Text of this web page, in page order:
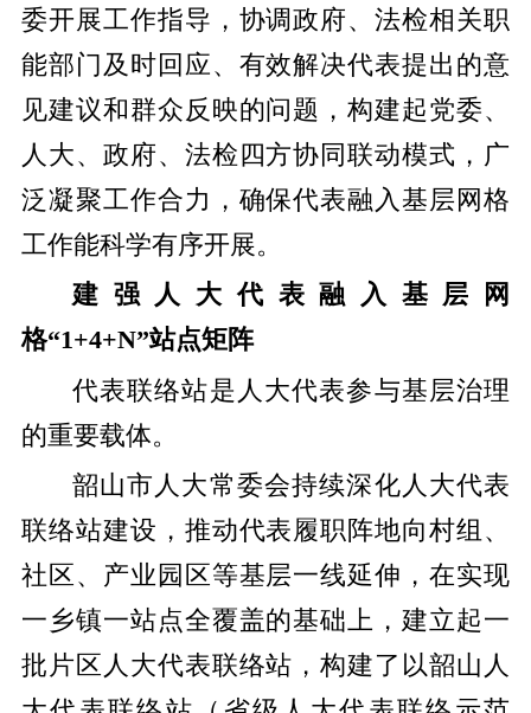
委开展工作指导，协调政府、法检相关职
能部门及时回应、有效解决代表提出的意
见建议和群众反映的问题，构建起党委、
人大、政府、法检四方协同联动模式，广
泛凝聚工作合力，确保代表融入基层网格
工作能科学有序开展。
建强人大代表融入基层网
格“1+4+N”站点矩阵
代表联络站是人大代表参与基层治理
的重要载体。
韶山市人大常委会持续深化人大代表
联络站建设，推动代表履职阵地向村组、
社区、产业园区等基层一线延伸，在实现
一乡镇一站点全覆盖的基础上，建立起一
批片区人大代表联络站，构建了以韶山人